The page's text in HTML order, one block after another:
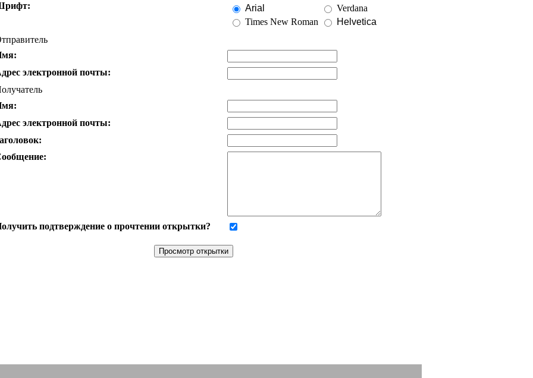
Arial
Verdana
Times New Roman
Helvetica
электронной почты:
электронной почты:
подтверждение о прочтении открытки?